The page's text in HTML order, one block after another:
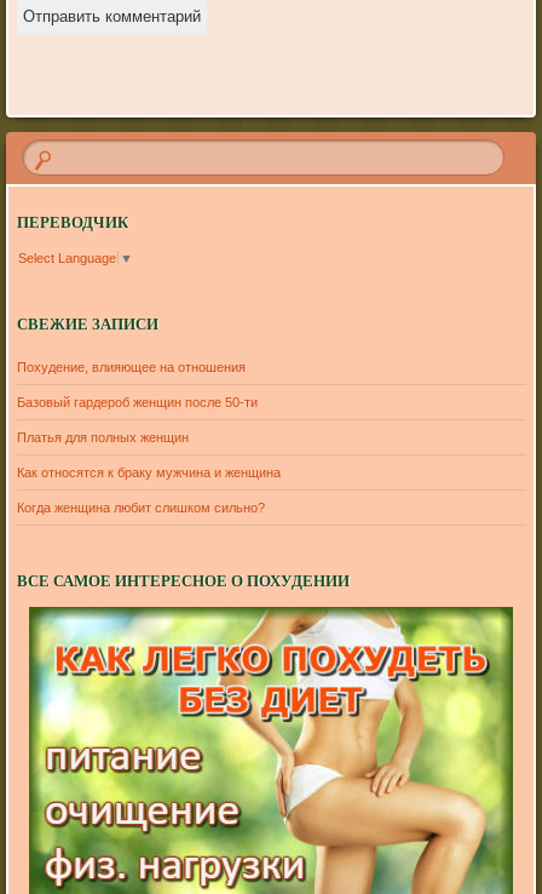
ПЕРЕВОДЧИК
Select Language ▼
СВЕЖИЕ ЗАПИСИ
Похудение, влияющее на отношения
Базовый гардероб женщин после 50-ти
Платья для полных женщин
Как относятся к браку мужчина и женщина
Когда женщина любит слишком сильно?
ВСЕ САМОЕ ИНТЕРЕСНОЕ О ПОХУДЕНИИ